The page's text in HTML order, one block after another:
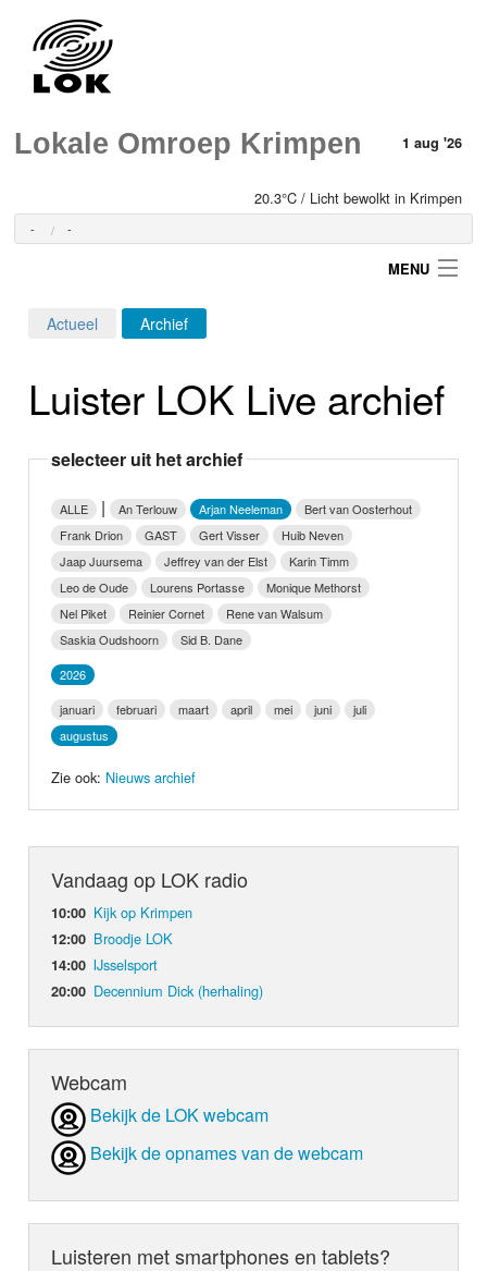
Lokale Omroep Krimpen 1 aug '26
20.3°C / Licht bewolkt in Krimpen
- -
MENU
Home
Programma's
Nieuws
Foto's
Video
Webcam
Info
Actueel Archief
Luister LOK Live archief
selecteer uit het archief
ALLE | An Terlouw Arjan Neeleman
Bert van Oosterhout
Frank Drion
GAST Gert Visser
Huib Neven
Jaap Juursema
Jeffrey van der Elst
Karin Timm
Leo de Oude
Lourens Portasse
Monique Methorst
Nel Piket
Reinier Cornet
Rene van Walsum
Saskia Oudshoorn
Sid B. Dane
2026
januari
februari maart april mei juni
juli
augustus
Zie ook: Nieuws archief
Vandaag op LOK radio
10:00 Kijk op Krimpen
12:00 Broodje LOK
14:00 IJsselsport
20:00 Decennium Dick (herhaling)
Webcam
Bekijk de LOK webcam
Bekijk de opnames van de webcam
Luisteren met smartphones en tablets?